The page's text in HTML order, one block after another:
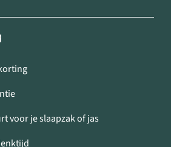
voor je slaapzak of jas